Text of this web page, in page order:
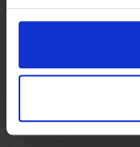
Nakladnik:ALFA d.d.
ŠIFRA OMOTA: